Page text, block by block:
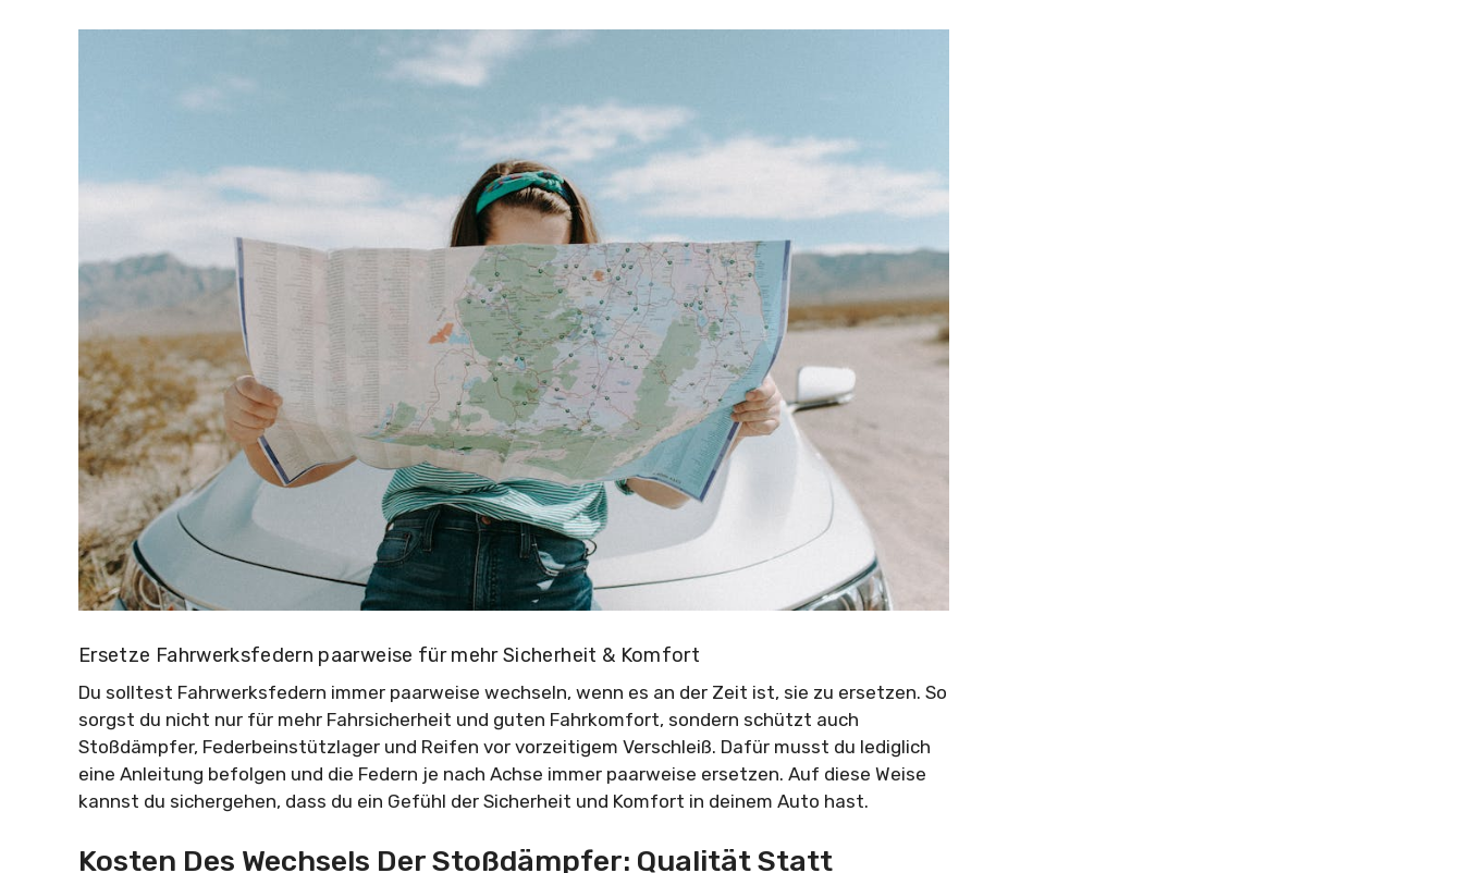
Ersetze Fahrwerksfedern paarweise für mehr Sicherheit & Komfort
Du solltest Fahrwerksfedern immer paarweise wechseln, wenn es an der Zeit ist, sie zu ersetzen. So
sorgst du nicht nur für mehr Fahrsicherheit und guten Fahrkomfort, sondern schützt auch
Stoßdämpfer, Federbeinstützlager und Reifen vor vorzeitigem Verschleiß. Dafür musst du lediglich
eine Anleitung befolgen und die Federn je nach Achse immer paarweise ersetzen. Auf diese Weise
kannst du sichergehen, dass du ein Gefühl der Sicherheit und Komfort in deinem Auto hast.
Kosten Des Wechsels Der Stoßdämpfer: Qualität Statt